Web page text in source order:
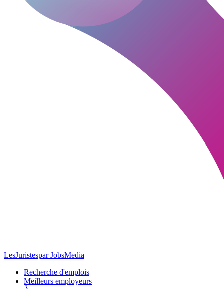
LesJuristespar JobsMedia
Recherche d'emplois
Meilleurs employeurs